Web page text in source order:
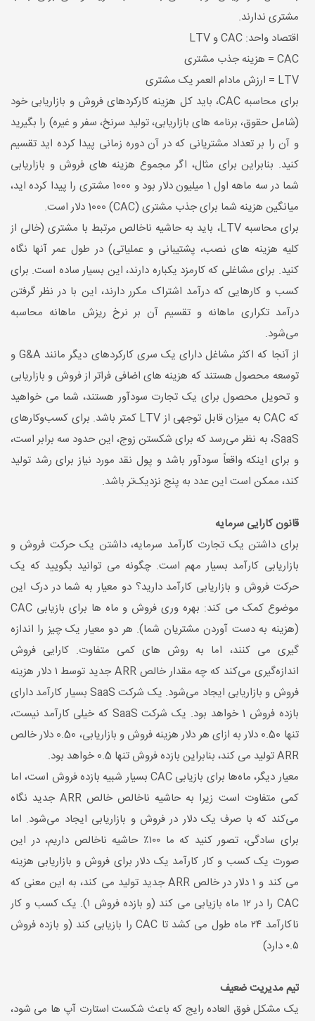
مشتری ندارند.
اقتصاد واحد: CAC و LTV
CAC = هزینه جذب مشتری
LTV = ارزش مادام العمر یک مشتری
برای محاسبه CAC، باید کل هزینه کارکردهای فروش و بازاریابی خود
(شامل حقوق، برنامه های بازاریابی، تولید سرنخ، سفر و غیره) را بگیرید
و آن را بر تعداد مشتریانی که در آن دوره زمانی پیدا کرده اید تقسیم
کنید. بنابراین برای مثال، اگر مجموع هزینه های فروش و بازاریابی
شما در سه ماهه اول 1 میلیون دلار بود و 1000 مشتری را پیدا کرده اید،
میانگین هزینه شما برای جذب مشتری (CAC) 1000 دلار است.
برای محاسبه LTV، باید به حاشیه ناخالص مرتبط با مشتری (خالی از
کلیه هزینه های نصب، پشتیبانی و عملیاتی) در طول عمر آنها نگاه
کنید. برای مشاغلی که کارمزد یکباره دارند، این بسیار ساده است. برای
کسب و کارهایی که درآمد اشتراک مکرر دارند، این با در نظر گرفتن
درآمد تکراری ماهانه و تقسیم آن بر نرخ ریزش ماهانه محاسبه
می‌شود.
از آنجا که اکثر مشاغل دارای یک سری کارکردهای دیگر مانند G&A و
توسعه محصول هستند که هزینه های اضافی فراتر از فروش و بازاریابی
و تحویل محصول برای یک تجارت سودآور هستند، شما می خواهید
که CAC به میزان قابل توجهی از LTV کمتر باشد. برای کسب‌وکارهای
SaaS، به نظر می‌رسد که برای شکستن زوج، این حدود سه برابر است،
و برای اینکه واقعاً سودآور باشد و پول نقد مورد نیاز برای رشد تولید
کند، ممکن است این عدد به پنج نزدیک‌تر باشد.
قانون کارایی سرمایه
برای داشتن یک تجارت کارآمد سرمایه، داشتن یک حرکت فروش و
بازاریابی کارآمد بسیار مهم است. چگونه می توانید بگویید که یک
حرکت فروش و بازاریابی کارآمد دارید؟ دو معیار به شما در درک این
موضوع کمک می کند: بهره وری فروش و ماه ها برای بازیابی CAC
(هزینه به دست آوردن مشتریان شما). هر دو معیار یک چیز را اندازه
گیری می کنند، اما به روش های کمی متفاوت. کارایی فروش
اندازه‌گیری می‌کند که چه مقدار خالص ARR جدید توسط ۱ دلار هزینه
فروش و بازاریابی ایجاد می‌شود. یک شرکت SaaS بسیار کارآمد دارای
بازده فروش 1 خواهد بود. یک شرکت SaaS که خیلی کارآمد نیست،
تنها 0.50 دلار به ازای هر دلار هزینه فروش و بازاریابی، 0.50 دلار خالص
ARR تولید می کند، بنابراین بازده فروش تنها 0.5 خواهد بود.
معیار دیگر، ماه‌ها برای بازیابی CAC بسیار شبیه بازده فروش است، اما
کمی متفاوت است زیرا به حاشیه ناخالص خالص ARR جدید نگاه
می‌کند که با صرف یک دلار در فروش و بازاریابی ایجاد می‌شود. اما
برای سادگی، تصور کنید که ما ۱۰۰٪ حاشیه ناخالص داریم، در این
صورت یک کسب و کار کارآمد یک دلار برای فروش و بازاریابی هزینه
می کند و ۱ دلار در خالص ARR جدید تولید می کند، به این معنی که
CAC را در ۱۲ ماه بازیابی می کند (و بازده فروش ۱). یک کسب و کار
ناکارآمد ۲۴ ماه طول می کشد تا CAC را بازیابی کند (و بازده فروش
۰.۵ دارد)
تیم مدیریت ضعیف
یک مشکل فوق العاده رایج که باعث شکست استارت آپ ها می شود،